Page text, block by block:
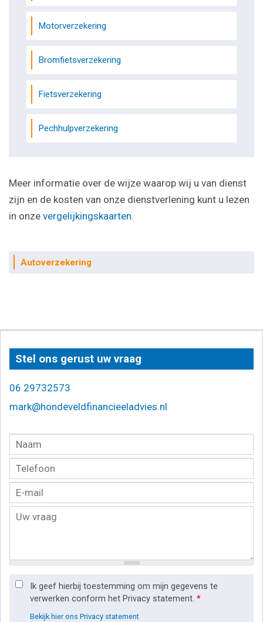
Motorverzekering
Bromfietsverzekering
Fietsverzekering
Pechhulpverzekering
Meer informatie over de wijze waarop wij u van dienst
zijn en de kosten van onze dienstverlening kunt u lezen
in onze vergelijkingskaarten.
Autoverzekering
Stel ons gerust uw vraag
06 29732573
mark@hondeveldfinancieeladvies.nl
Ik geef hierbij toestemming om mijn gegevens te
verwerken conform het Privacy statement. *
Bekijk hier ons Privacy statement